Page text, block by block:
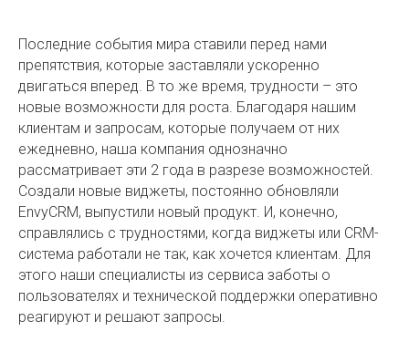
Последние события мира ставили перед нами
препятствия, которые заставляли ускоренно
двигаться вперед. В то же время, трудности – это
новые возможности для роста. Благодаря нашим
клиентам и запросам, которые получаем от них
ежедневно, наша компания однозначно
рассматривает эти 2 года в разрезе возможностей.
Создали новые виджеты, постоянно обновляли
EnvyCRM, выпустили новый продукт. И, конечно,
справлялись с трудностями, когда виджеты или CRM-
система работали не так, как хочется клиентам. Для
этого наши специалисты из сервиса заботы о
пользователях и технической поддержки оперативно
реагируют и решают запросы.